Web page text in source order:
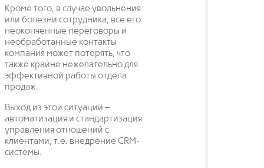
Кроме того, в случае увольнения
или болезни сотрудника, все его
неоконченные переговоры и
необработанные контакты
компания может потерять, что
также крайне нежелательно для
эффективной работы отдела
продаж.
Выход из этой ситуации –
автоматизация и стандартизация
управления отношений с
клиентами, т.е. внедрение CRM-
системы.